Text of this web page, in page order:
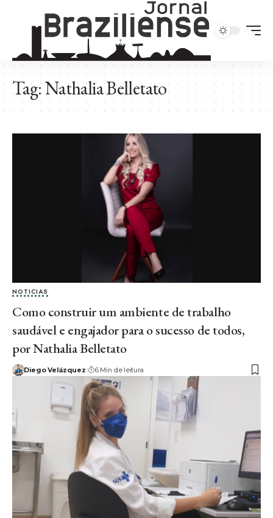
Tag:Nathalia Belletato
NOTICIAS
Como construir um ambiente de trabalho
saudável e engajador para o sucesso de todos,
por Nathalia Belletato
Diego Velázquez 6 Min de leitura